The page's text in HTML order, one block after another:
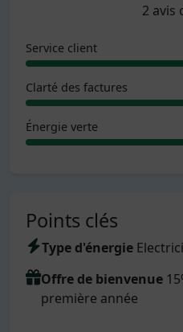
2 avis
Service client
Clarté des factures
Énergie verte
Points clés
Type d'énergie
Offre de bienvenue
première année